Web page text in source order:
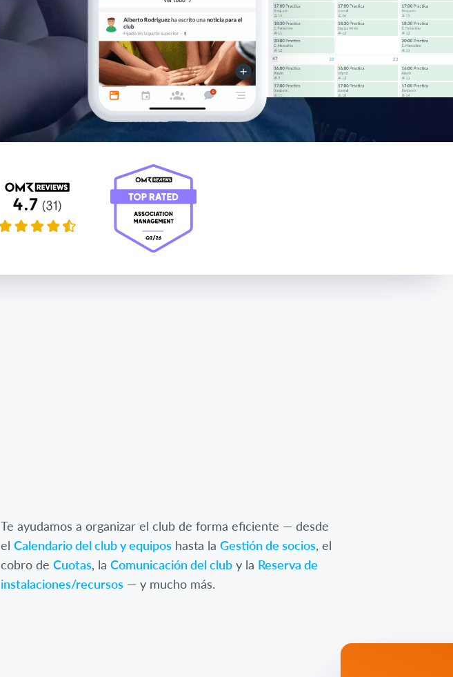
Te ayudamos a organizar el club de forma eficiente — desde
el Calendario del club y equipos hasta la Gestión de socios, el
cobro de Cuotas, la Comunicación del club y la Reserva de
instalaciones/recursos — y mucho más.